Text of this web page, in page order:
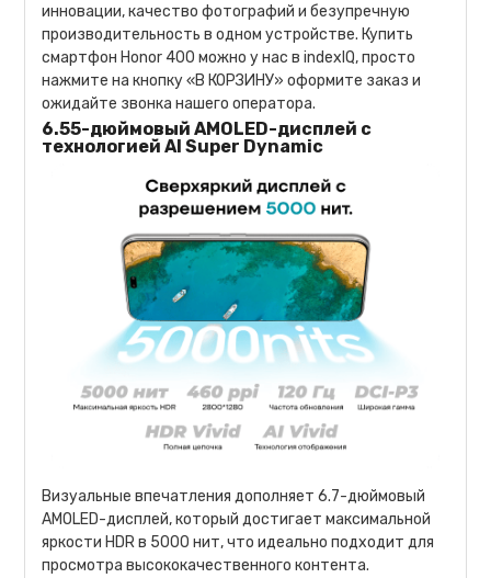
инновации, качество фотографий и безупречную
производительность в одном устройстве. Купить
смартфон Honor 400 можно у нас в indexIQ, просто
нажмите на кнопку «В КОРЗИНУ» оформите заказ и
ожидайте звонка нашего оператора.
6.55-дюймовый AMOLED-дисплей с
технологией AI Super Dynamic
Визуальные впечатления дополняет 6.7-дюймовый
AMOLED-дисплей, который достигает максимальной
яркости HDR в 5000 нит, что идеально подходит для
просмотра высококачественного контента.